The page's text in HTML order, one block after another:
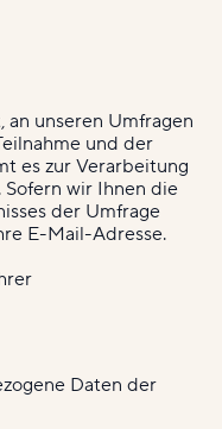
unseren Umfragen
und der
es zur Verarbeitung
wir Ihnen die
der Umfrage
E-Mail-Adresse.
Daten der